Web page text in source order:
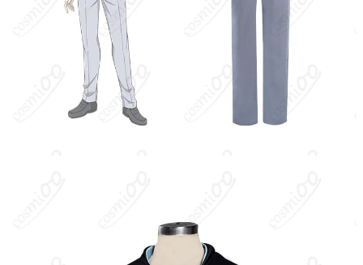
使用場所
コミケ・大型即売会、アニメ・コスプレイ
ベント、スタジオ撮影会、ロケ撮影、ハロ
ウィン仮装、体育館・フィールド系ロケ、
SNS投稿・生配信
収納方法
ハンガーに吊るす、収納ケースに入れる、
衣装袋に保管